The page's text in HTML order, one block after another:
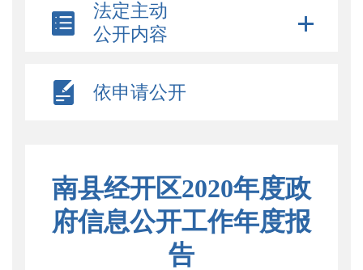
法定主动
公开内容
依申请公开
南县经开区2020年度政
府信息公开工作年度报
告